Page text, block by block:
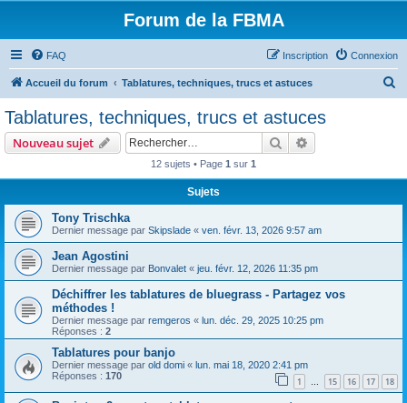
Forum de la FBMA
FAQ Connexion
Inscription
Accueil du forum Tablatures, techniques, trucs et astuces
r
Tablatures, techniques, trucs et astuces
Nouveau sujet Rechercher
12 sujets • Page 1 sur 1
Sujets
Tony Trischka
Dernier message par Skipslade « ven. févr. 13, 2026 9:57 am
Jean Agostini
Dernier message par Bonvalet « jeu. févr. 12, 2026 11:35 pm
Déchiffrer les tablatures de bluegrass - Partagez vos
méthodes !
Dernier message par remgeros « lun. déc. 29, 2025 10:25 pm
Réponses : 2
Tablatures pour banjo
Dernier message par old domi « lun. mai 18, 2020 2:41 pm
Réponses : 170 1 … 15 16 17 18